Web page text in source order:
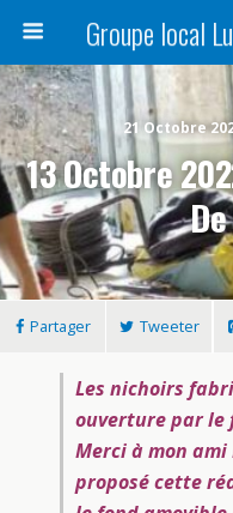
21 Octobre
13 Octobre
Partager Tweeter
Les nichoirs
ouverture par le
Merci à mon ami
proposé cette